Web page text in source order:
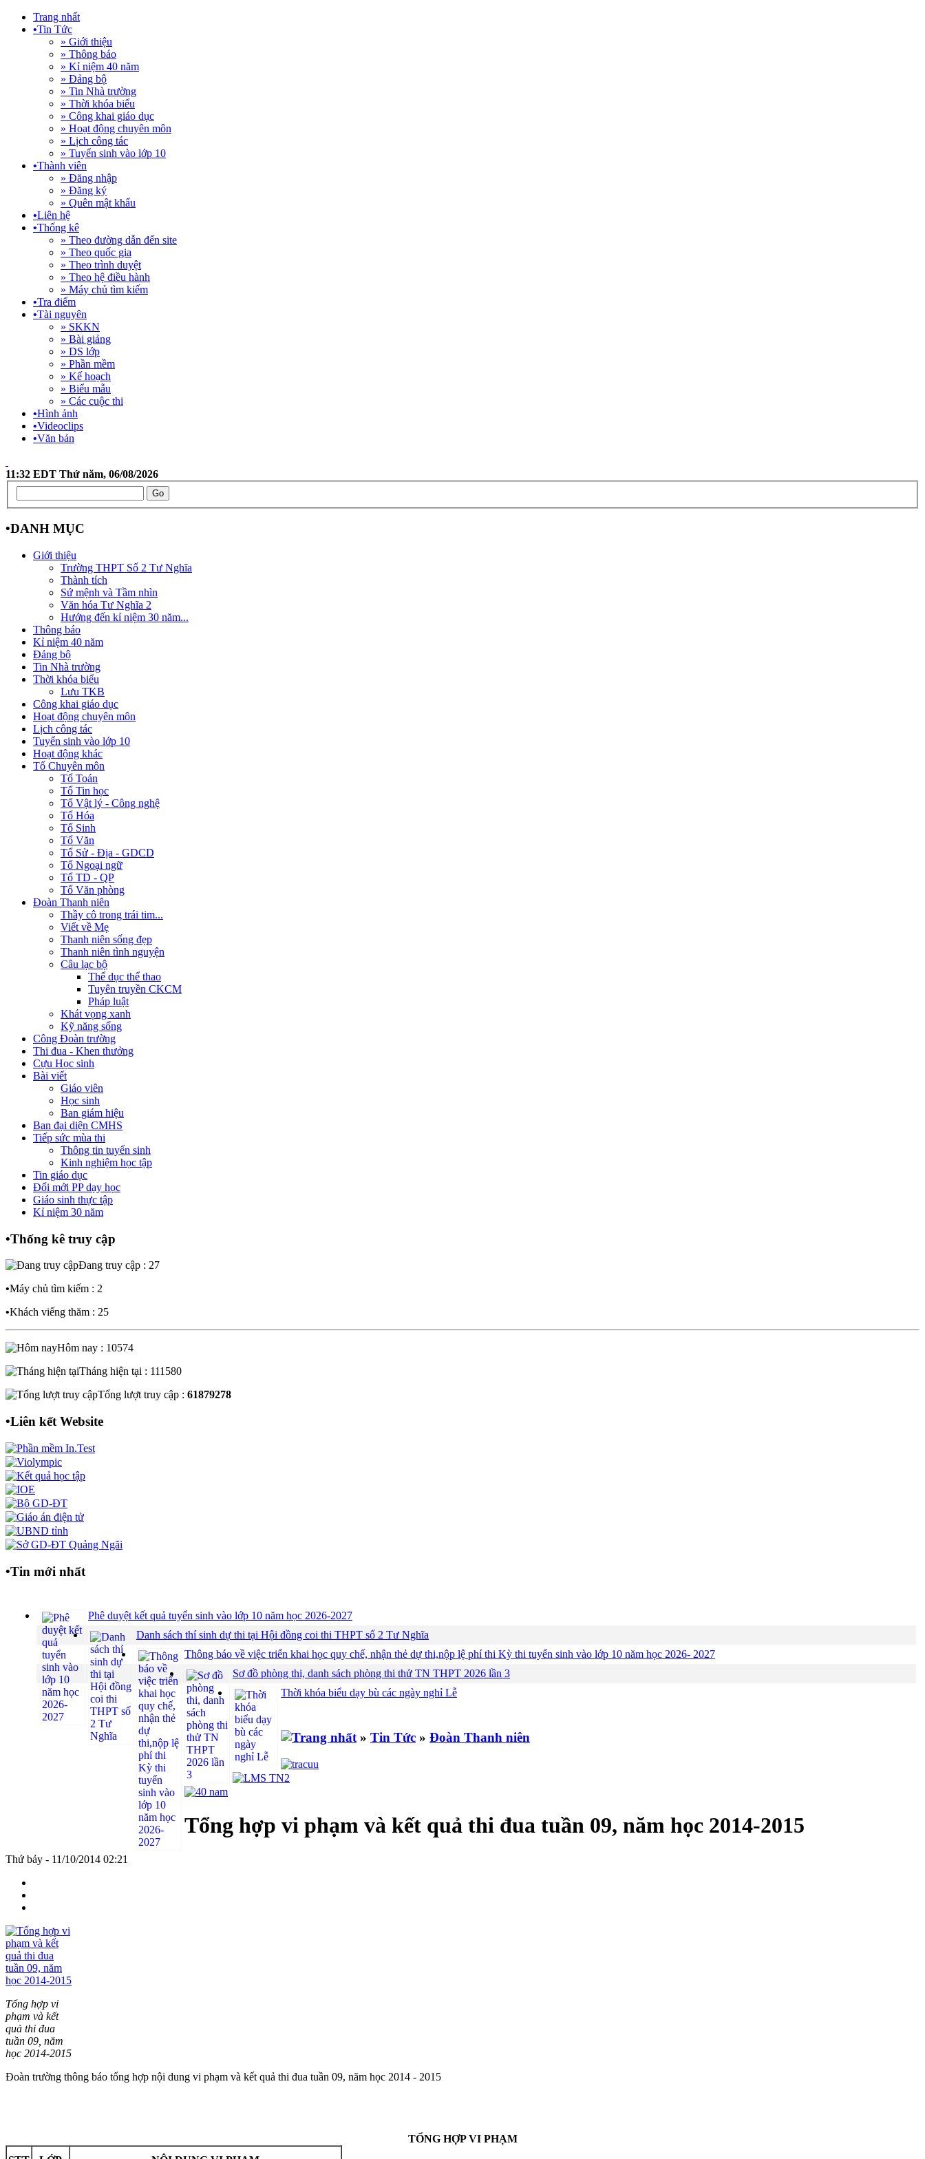
Trang nhất
•Tin Tức
» Giới thiệu
» Thông báo
» Kỉ niệm 40 năm
» Đảng bộ
» Tin Nhà trường
» Thời khóa biểu
» Công khai giáo dục
» Hoạt động chuyên môn
» Lịch công tác
» Tuyển sinh vào lớp 10
•Thành viên
» Đăng nhập
» Đăng ký
» Quên mật khẩu
•Liên hệ
•Thống kê
» Theo đường dẫn đến site
» Theo quốc gia
» Theo trình duyệt
» Theo hệ điều hành
» Máy chủ tìm kiếm
•Tra điểm
•Tài nguyên
» SKKN
» Bài giảng
» DS lớp
» Phần mềm
» Kế hoạch
» Biểu mẫu
» Các cuộc thi
•Hình ảnh
•Videoclips
•Văn bản
11:32 EDT Thứ năm, 06/08/2026
•DANH MỤC
Giới thiệu
Trường THPT Số 2 Tư Nghĩa
Thành tích
Sứ mệnh và Tầm nhìn
Văn hóa Tư Nghĩa 2
Hướng đến kỉ niệm 30 năm...
Thông báo
Kỉ niệm 40 năm
Đảng bộ
Tin Nhà trường
Thời khóa biểu
Lưu TKB
Công khai giáo dục
Hoạt động chuyên môn
Lịch công tác
Tuyển sinh vào lớp 10
Hoạt động khác
Tổ Chuyên môn
Tổ Toán
Tổ Tin học
Tổ Vật lý - Công nghệ
Tổ Hóa
Tổ Sinh
Tổ Văn
Tổ Sử - Địa - GDCD
Tổ Ngoại ngữ
Tổ TD - QP
Tổ Văn phòng
Đoàn Thanh niên
Thầy cô trong trái tim...
Viết về Mẹ
Thanh niên sống đẹp
Thanh niên tình nguyện
Câu lạc bộ
Thể dục thể thao
Tuyên truyền CKCM
Pháp luật
Khát vọng xanh
Kỹ năng sống
Công Đoàn trường
Thi đua - Khen thưởng
Cựu Học sinh
Bài viết
Giáo viên
Học sinh
Ban giám hiệu
Ban đại diện CMHS
Tiếp sức mùa thi
Thông tin tuyển sinh
Kinh nghiệm học tập
Tin giáo dục
Đổi mới PP dạy học
Giáo sinh thực tập
Kỉ niệm 30 năm
•Thống kê truy cập
Đang truy cập : 27
•Máy chủ tìm kiếm : 2
•Khách viếng thăm : 25
Hôm nay : 10574
Tháng hiện tại : 111580
Tổng lượt truy cập : 61879278
•Liên kết Website
•Tin mới nhất
Phê duyệt kết quả tuyển sinh vào lớp 10 năm học 2026-2027
Danh sách thí sinh dự thi tại Hội đồng coi thi THPT số 2 Tư Nghĩa
Thông báo về việc triển khai học quy chế, nhận thẻ dự thi,nộp lệ phí thi Kỳ thi tuyển sinh vào lớp 10 năm học 2026- 2027
Sơ đồ phòng thi, danh sách phòng thi thử TN THPT 2026 lần 3
Thời khóa biểu dạy bù các ngày nghỉ Lễ
» Tin Tức » Đoàn Thanh niên
Tổng hợp vi phạm và kết quả thi đua tuần 09, năm học 2014-2015
Thứ bảy - 11/10/2014 02:21
Tổng hợp vi
phạm và kết
quả thi đua
tuần 09, năm
học 2014-2015
Đoàn trường thông báo tổng hợp nội dung vi phạm và kết quả thi đua tuần 09, năm học 2014 - 2015
TỔNG HỢP VI PHẠM